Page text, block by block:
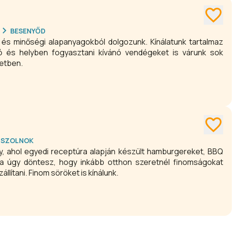
BESENYŐD
minőségi alapanyagokból dolgozunk. Kínálatunk tartalmaz
SZOLNOK
ahol egyedi receptúra alapján készült hamburgereket, BBQ
úgy döntesz, hogy inkább otthon szeretnél finomságokat
kiszállítani. Finom söröket is kínálunk.